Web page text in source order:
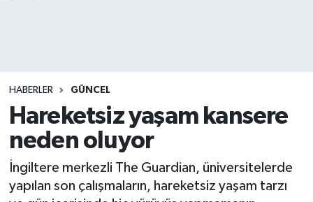
HABERLER GÜNCEL
Hareketsiz yaşam kansere
neden oluyor
İngiltere merkezli The Guardian, üniversitelerde
yapılan son çalışmaların, hareketsiz yaşam tarzı